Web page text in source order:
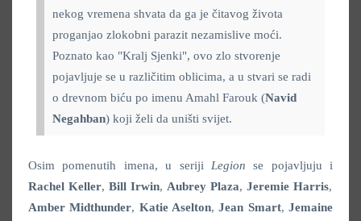
nekog vremena shvata da ga je čitavog života
proganjao zlokobni parazit nezamislive moći.
Poznato kao "Kralj Sjenki", ovo zlo stvorenje
pojavljuje se u različitim oblicima, a u stvari se radi
o drevnom biću po imenu Amahl Farouk (Navid
Negahban) koji želi da uništi svijet.
Osim pomenutih imena, u seriji Legion se pojavljuju i
Rachel Keller, Bill Irwin, Aubrey Plaza, Jeremie Harris,
Amber Midthunder, Katie Aselton,Jean Smart,Jemaine